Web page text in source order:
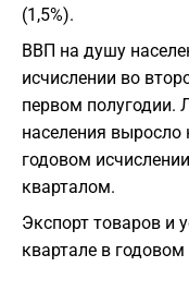
(1,5%).
ВВП на душу
исчислении во
первом полугодии.
населения выросло
годовом
кварталом.
Экспорт товаров и
квартале в годовом